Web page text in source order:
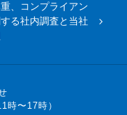
、コンプライアン
る社内調査と当社
時〜17時）